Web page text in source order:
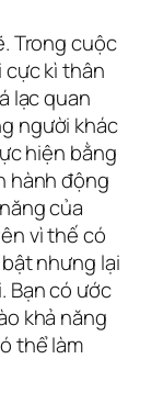
Trong cuộc
cực kì thân
lạc quan
người khác
hiện bằng
hành động
của
vì thế có
nhưng lại
Bạn có ước
khả năng
thể làm